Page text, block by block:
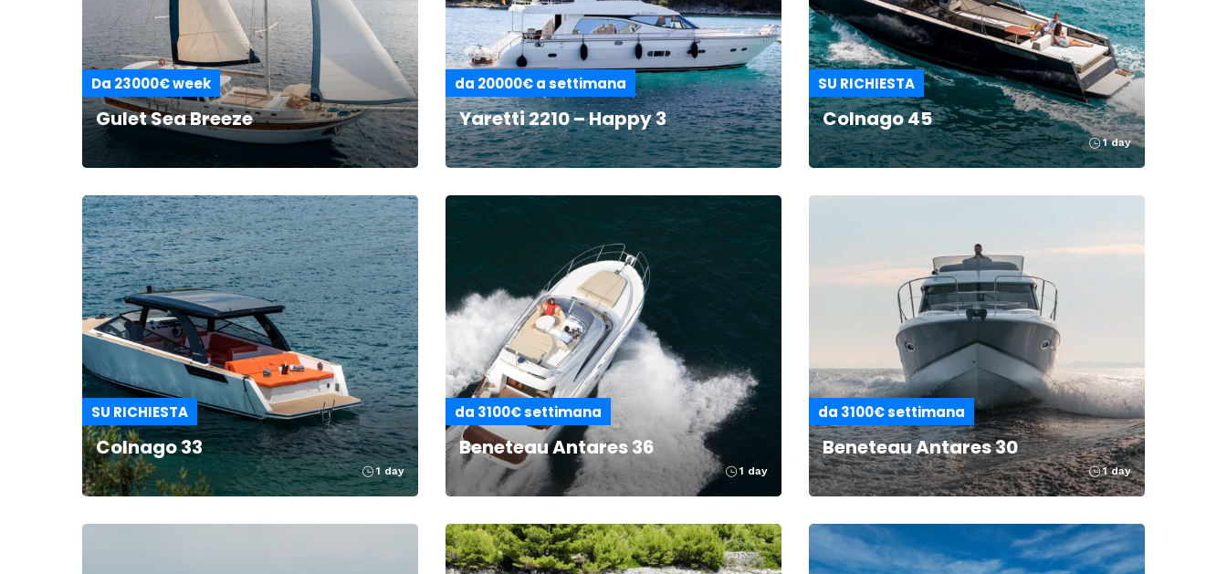
Da 23000€ week
Gulet Sea Breeze
da 20000€ a settimana
Yaretti 2210 – Happy 3
SU RICHIESTA
Colnago 45
1 day
SU RICHIESTA
Colnago 33
1 day
da 3100€ settimana
Beneteau Antares 36
1 day
da 3100€ settimana
Beneteau Antares 30
1 day